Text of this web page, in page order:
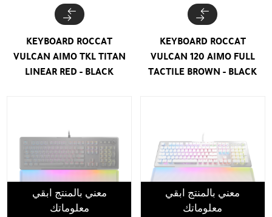
KEYBOARD ROCCAT
VULCAN 120 AIMO FULL
TACTILE BROWN - BLACK
KEYBOARD ROCCAT
VULCAN AIMO TKL TITAN
LINEAR RED - BLACK
معني بالمنتج ابقي
معلوماتك
معني بالمنتج ابقي
معلوماتك